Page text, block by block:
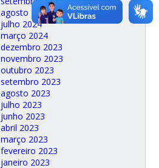
agosto 2024
julho 2024
março 2024
dezembro 2023
novembro 2023
outubro 2023
setembro 2023
agosto 2023
julho 2023
junho 2023
abril 2023
março 2023
fevereiro 2023
janeiro 2023